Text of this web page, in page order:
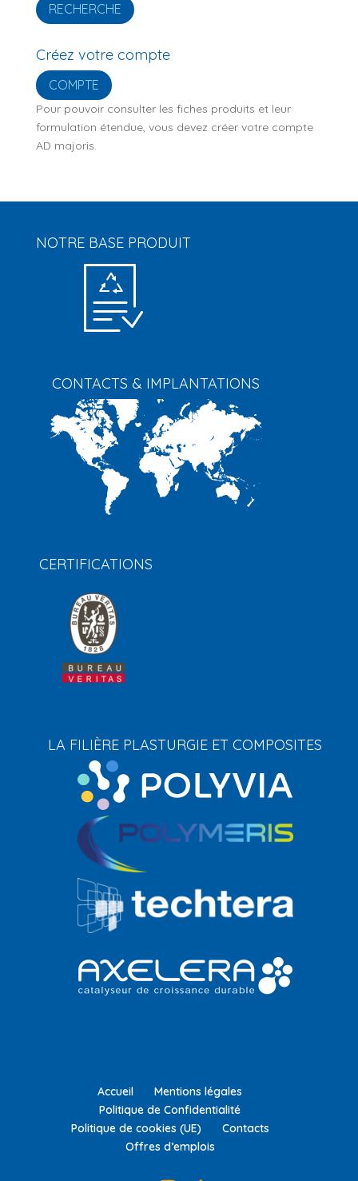
RECHERCHE
Créez votre compte
COMPTE
Pour pouvoir consulter les fiches produits et leur
formulation étendue, vous devez créer votre compte
AD majoris.
NOTRE BASE PRODUIT
CONTACTS & IMPLANTATIONS
CERTIFICATIONS
LA FILIÈRE PLASTURGIE ET COMPOSITES
Accueil
Mentions légales
Politique de Confidentialité
Politique de cookies (UE)
Contacts
Offres d’emplois